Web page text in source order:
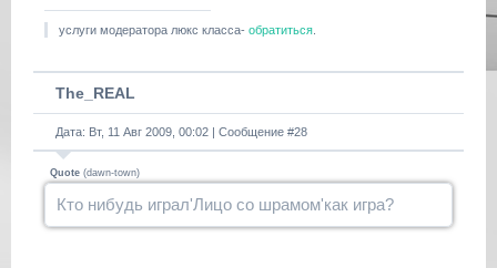
услуги модератора люкс класса- обратиться
The_REAL
Дата: Вт, 11 Авг 2009, 00:02 | Сообщение #28
Quote (dawn-town)
Кто нибудь играл'Лицо со шрамом'как игра?